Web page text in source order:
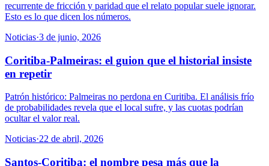
recurrente de fricción y paridad que el relato popular suele ignorar.
Esto es lo que dicen los números.
Noticias·3 de junio, 2026
Coritiba-Palmeiras: el guion que el historial insiste
en repetir
Patrón histórico: Palmeiras no perdona en Curitiba. El análisis frío
de probabilidades revela que el local sufre, y las cuotas podrían
ocultar el valor real.
Noticias·22 de abril, 2026
Santos-Coritiba: el nombre pesa más que la